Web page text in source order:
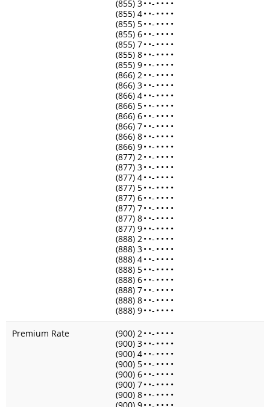
(855) 3• •- • • • •
(855) 4• •- • • • •
(855) 5• •- • • • •
(855) 6• •- • • • •
(855) 7• •- • • • •
(855) 8• •- • • • •
(855) 9• •- • • • •
(866) 2• •- • • • •
(866) 3• •- • • • •
(866) 4• •- • • • •
(866) 5• •- • • • •
(866) 6• •- • • • •
(866) 7• •- • • • •
(866) 8• •- • • • •
(866) 9• •- • • • •
(877) 2• •- • • • •
(877) 3• •- • • • •
(877) 4• •- • • • •
(877) 5• •- • • • •
(877) 6• •- • • • •
(877) 7• •- • • • •
(877) 8• •- • • • •
(877) 9• •- • • • •
(888) 2• •- • • • •
(888) 3• •- • • • •
(888) 4• •- • • • •
(888) 5• •- • • • •
(888) 6• •- • • • •
(888) 7• •- • • • •
(888) 8• •- • • • •
(888) 9• •- • • • •
Premium Rate
(900) 2• •- • • • •
(900) 3• •- • • • •
(900) 4• •- • • • •
(900) 5• •- • • • •
(900) 6• •- • • • •
(900) 7• •- • • • •
(900) 8• •- • • • •